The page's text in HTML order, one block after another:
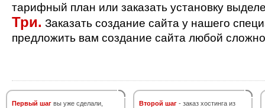
тарифный план или заказать установку
Три. Заказать создание сайта у нашего
предложить вам создание сайта любой
Первый шаг вы уже сделали,
Второй шаг - заказ хостинга из